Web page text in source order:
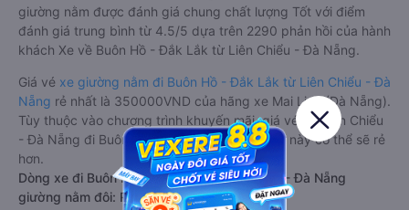
giường nằm được đánh giá chung chất lượng Tốt với điểm
đánh giá trung bình từ 4.5/5 dựa trên 2290 phản hồi của hành
khách Xe về Buôn Hồ - Đắk Lắk từ Liên Chiểu - Đà Nẵng.
Giá vé xe giường nằm đi Buôn Hồ - Đắk Lắk từ Liên Chiểu - Đà
Nẵng rẻ nhất là 350000VND của hãng xe Mai Linh (Đà Nẵng).
Tùy thuộc vào chương trình khuyến mãi, giá vé Xe Liên Chiểu
- Đà Nẵng đi Buôn Hồ - Đắk Lắk giường nằm này có thể sẽ rẻ
hơn.
Dòng xe đi Buôn Hồ - Đắk Lắk từ Liên Chiểu - Đà Nẵng
giường nằm đôi: Riêng tư, đầy đủ tiện nghi